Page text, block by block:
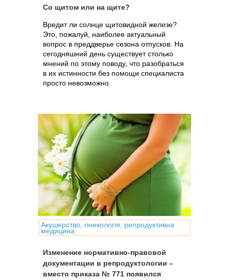
Со щитом или на щите?
Вредит ли солнце щитовидной железе?
Это, пожалуй, наиболее актуальный
вопрос в преддверье сезона отпусков. На
сегодняшний день существует столько
мнений по этому поводу, что разобраться
в их истинности без помощи специалиста
просто невозможно.
Акушерство, гінекологія, репродуктивна
медицина
Изменение нормативно-правовой
документации в репродуктологии –
вместо приказа № 771 появился